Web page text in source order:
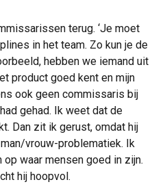
terug. ‘Je moet
in het team. Zo kun je de
hebben we iemand uit
product goed kent en mijn
ook geen commissaris bij
gehad. Ik weet dat de
Dan zit ik gerust, omdat hij
vrouw-problematiek. Ik
waar mensen goed in zijn.
hij hoopvol.